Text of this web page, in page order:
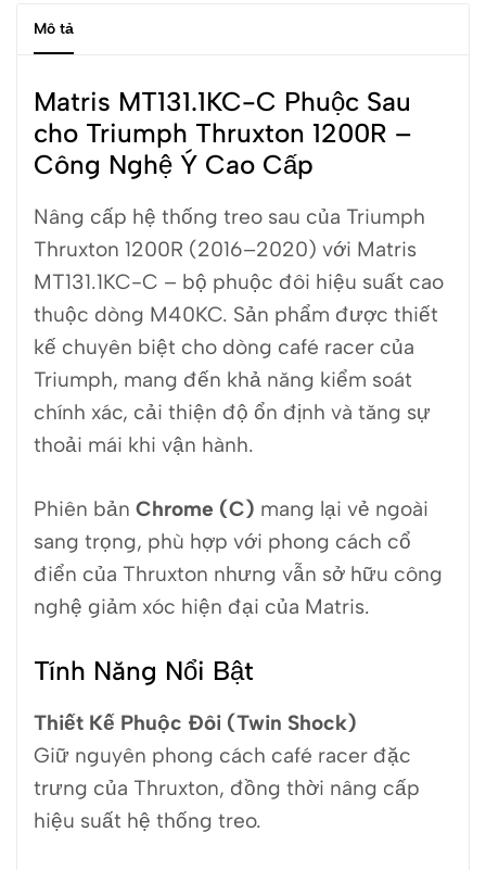
Mô tả
Matris MT131.1KC-C Phuộc Sau
cho Triumph Thruxton 1200R –
Công Nghệ Ý Cao Cấp
Nâng cấp hệ thống treo sau của Triumph
Thruxton 1200R (2016–2020) với Matris
MT131.1KC-C – bộ phuộc đôi hiệu suất cao
thuộc dòng M40KC. Sản phẩm được thiết
kế chuyên biệt cho dòng café racer của
Triumph, mang đến khả năng kiểm soát
chính xác, cải thiện độ ổn định và tăng sự
thoải mái khi vận hành.
Phiên bản Chrome (C) mang lại vẻ ngoài
sang trọng, phù hợp với phong cách cổ
điển của Thruxton nhưng vẫn sở hữu công
nghệ giảm xóc hiện đại của Matris.
Tính Năng Nổi Bật
Thiết Kế Phuộc Đôi (Twin Shock)
Giữ nguyên phong cách café racer đặc
trưng của Thruxton, đồng thời nâng cấp
hiệu suất hệ thống treo.